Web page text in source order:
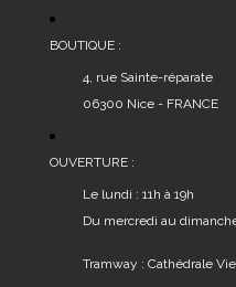
BOUTIQUE :
4, rue Sainte-réparate
06300 Nice - FRANCE
OUVERTURE :
Le lundi : 11h à 19h
Du mercredi au dimanche
Tramway : Cathédrale